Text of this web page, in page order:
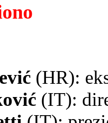
(HR):
(IT):